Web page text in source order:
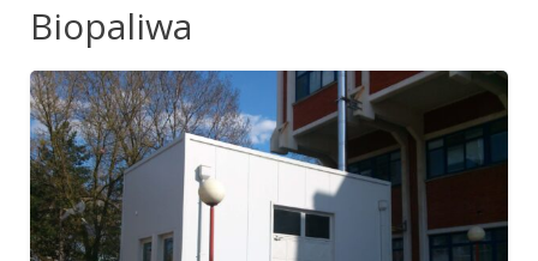
Asortyment
Serwis
Referencje
Biopaliwa